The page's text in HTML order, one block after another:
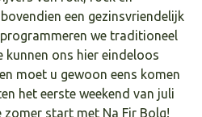
een gezinsvriendelijk
we traditioneel
kunnen ons hier eindeloos
moet u gewoon eens komen
het eerste weekend van juli
zomer start met Na Fir Bolg!